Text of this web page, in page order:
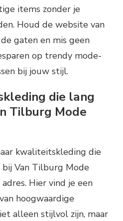
items zonder je
Houd de website van
gaten en mis geen
op trendy mode-
bij jouw stijl.
die lang
Tilburg Mode
kwaliteitskleding die
bij Van Tilburg Mode
Hier vind je een
hoogwaardige
alleen stijlvol zijn, maar